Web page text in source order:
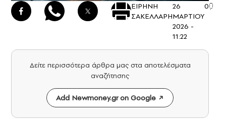
ΕΙΡΗΝΗ
ΣΑΚΕΛΛΑΡΗ
26
ΜΑΡΤΙΟΥ
2026 -
11:22
0
Δείτε περισσότερα άρθρα μας στα αποτελέσματα
αναζήτησης
Add Newmoney.gr on Google